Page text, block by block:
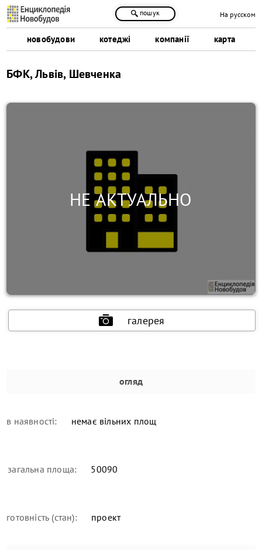
новобудови котеджі компанії карта
пошук На русском
БФК, Львів, Шевченка
галерея
огляд
в наявності: немає вільних площ
загальна площа: 50090
готовність (стан): проект